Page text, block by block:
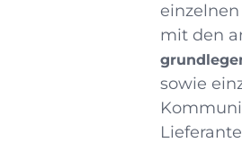
mit den
sowie